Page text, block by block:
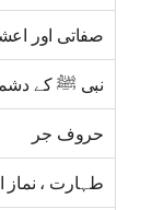
صفاتی اور
نبی ﷺ کے
حروف جر
طہارت ، نماز